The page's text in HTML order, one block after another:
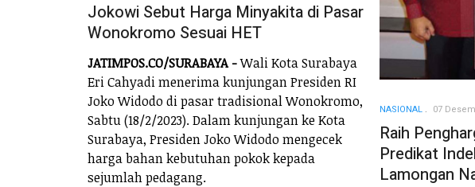
Jokowi Sebut Harga Minyakita di Pasar
Wonokromo Sesuai HET
JATIMPOS.CO/SURABAYA -Wali Kota Surabaya
Eri Cahyadi menerima kunjungan Presiden RI
Joko Widodo di pasar tradisional Wonokromo,
Sabtu (18/2/2023). Dalam kunjungan ke Kota
Surabaya, Presiden Joko Widodo mengecek
harga bahan kebutuhan pokok kepada
sejumlah pedagang.
NASIONAL 07
Raih
Predikat
Lamongan